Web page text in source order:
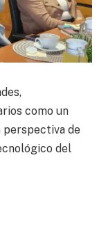
como un
perspectiva de
del